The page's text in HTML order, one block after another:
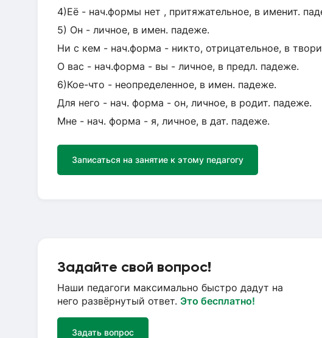
4)Её - нач.формы нет , притяжательное, в именит.
5) Он - личное, в имен. падеже.
Ни с кем - нач.форма - никто, отрицательное, в
О вас - нач.форма - вы - личное, в предл. падеже.
6)Кое-что - неопределенное, в имен. падеже.
Для него - нач. форма - он, личное, в родит. падеже.
Мне - нач. форма - я, личное, в дат. падеже.
Записаться на занятие к этому педагогу
Задайте свой вопрос!
Наши педагоги максимально быстро дадут на
него развёрнутый ответ. Это бесплатно!
Задать вопрос